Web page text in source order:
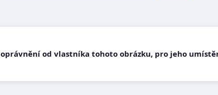
od vlastníka tohoto obrázku, pro jeho